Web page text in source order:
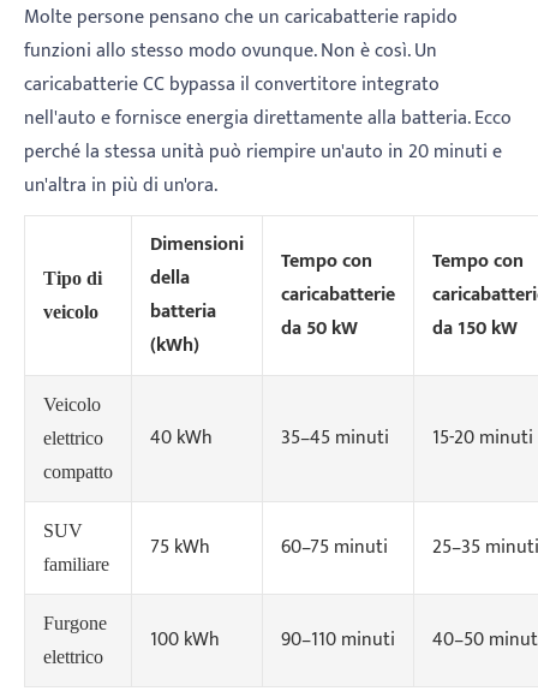
Molte persone pensano che un caricabatterie rapido
funzioni allo stesso modo ovunque. Non è così. Un
caricabatterie CC bypassa il convertitore integrato
nell'auto e fornisce energia direttamente alla batteria. Ecco
perché la stessa unità può riempire un'auto in 20 minuti e
un'altra in più di un'ora.
Tipo di
veicolo
Dimensioni
della
batteria
(kWh)
Tempo con
caricabatterie
da 50 kW
Tempo con
da 150 kW
Veicolo
elettrico
compatto
40 kWh 35–45 minuti 15-20 minuti
SUV
familiare
75 kWh 60–75 minuti 25–35 minuti
Furgone
elettrico
100 kWh 90–110 minuti 40–50